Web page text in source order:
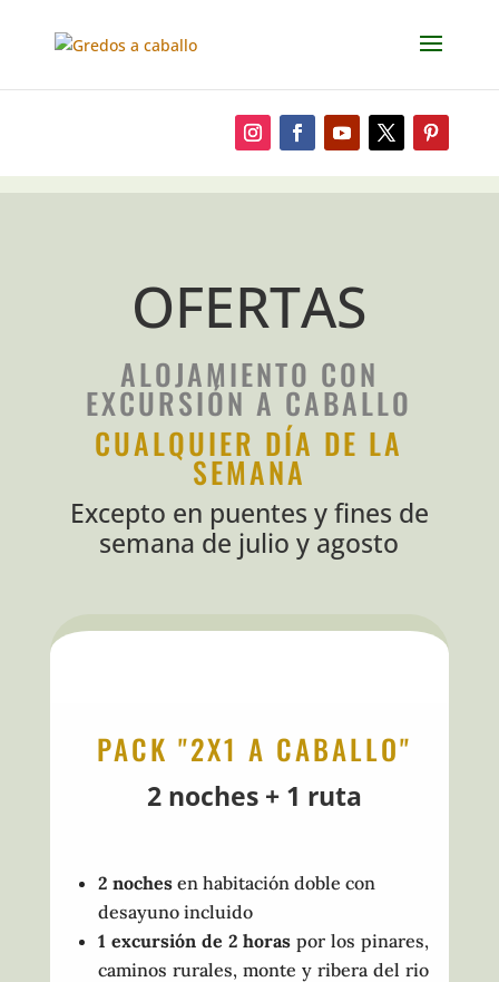
OFERTAS
ALOJAMIENTO CON
EXCURSIÓN A CABALLO
CUALQUIER DÍA DE LA
SEMANA
Excepto en puentes y fines de
semana de julio y agosto
PACK "2X1 A CABALLO"
2 noches + 1 ruta
2 nochesen habitación doble con
desayuno incluido
1 excursión de 2 horas por los pinares,
caminos rurales, monte y ribera del rio